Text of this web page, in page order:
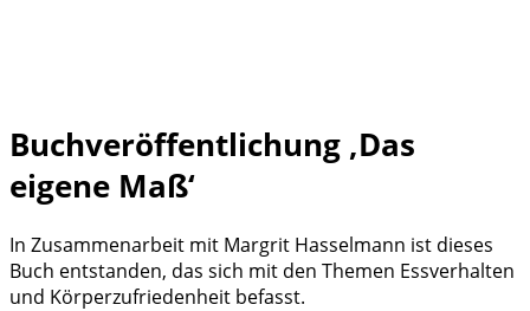
Buchveröffentlichung ‚Das
eigene Maß‘
In Zusammenarbeit mit Margrit Hasselmann ist dieses
Buch entstanden, das sich mit den Themen Essverhalten
und Körperzufriedenheit befasst.